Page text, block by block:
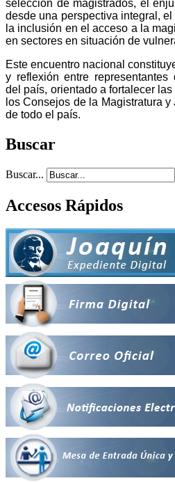
selección de magistrados, el
desde una perspectiva integral,
la inclusión en el acceso a la
en sectores en situación de
Este encuentro nacional
y reflexión entre representantes
del país, orientado a fortalecer
los Consejos de la Magistratura
de todo el país.
Buscar
Buscar...
Accesos Rápidos